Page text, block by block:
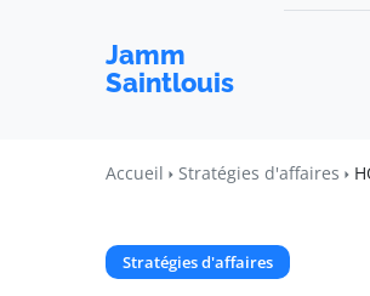
Jamm
Saintlouis
Accueil Stratégies d'affaires
Stratégies d'affaires